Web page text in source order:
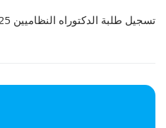
تسجيل طلبة الدكتوراه النظاميين 2026/2025